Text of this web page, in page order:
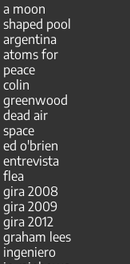
a moon
shaped pool
argentina
atoms for
peace
colin
greenwood
dead air
space
ed o'brien
entrevista
flea
gira 2008
gira 2009
gira 2012
graham lees
ingeniero